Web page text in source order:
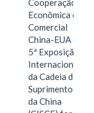
Cooperação
Econômica e
Comercial
China-EUA e a
5ª Exposição
Internacional
da Cadeia de
Suprimentos
da China